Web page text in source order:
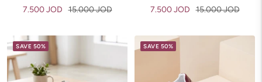
Sale
7.500 JOD Regular
15.000 JOD
Sale
7.500 JOD Regular
15.000 JOD
SAVE 50% SAVE 50%